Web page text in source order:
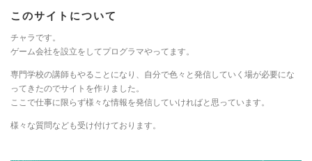
このサイトについて
チャラです。
ゲーム会社を設立をしてプログラマやってます。
専門学校の講師もやることになり、自分で色々と発信していく場が必要にな
ってきたのでサイトを作りました。
ここで仕事に限らず様々な情報を発信していければと思っています。
様々な質問なども受け付けております。